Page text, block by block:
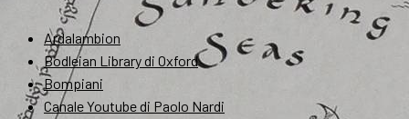
Ardalambion
Bodleian Library di Oxford
Bompiani
Canale Youtube di Paolo Nardi